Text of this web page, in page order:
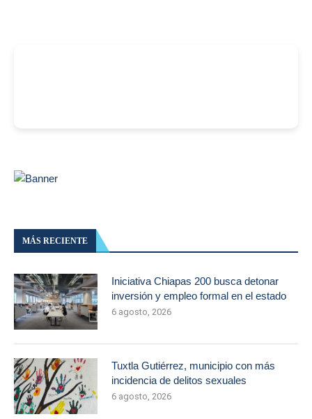
MÁS RECIENTE
Iniciativa Chiapas 200 busca detonar
inversión y empleo formal en el estado
6 agosto, 2026
Tuxtla Gutiérrez, municipio con más
incidencia de delitos sexuales
6 agosto, 2026